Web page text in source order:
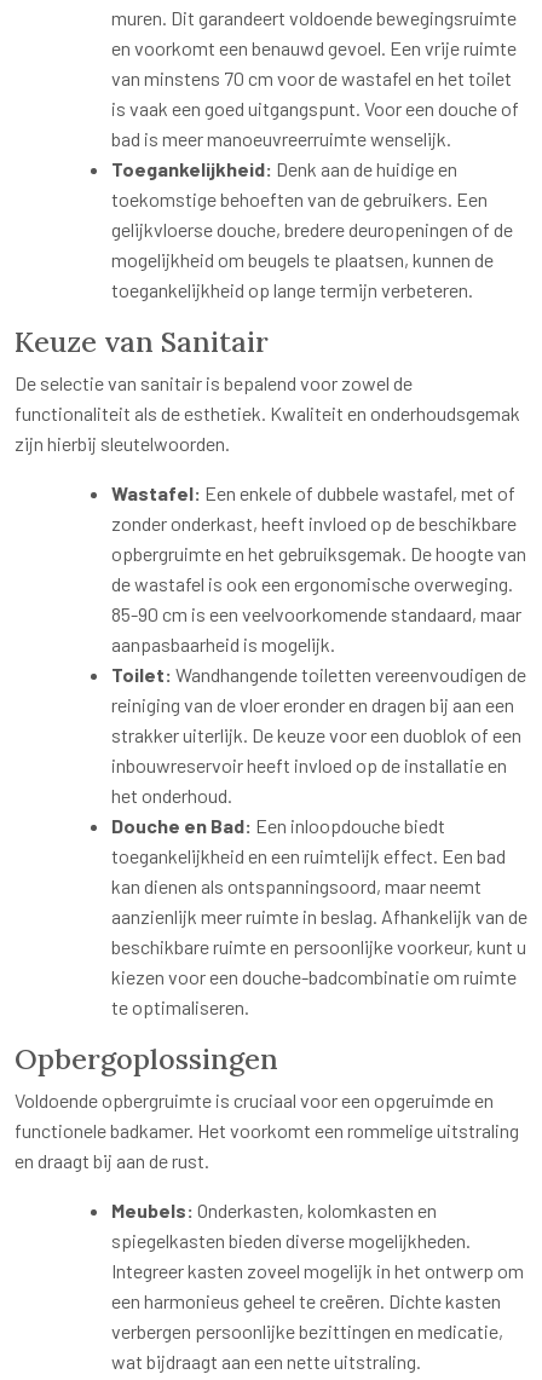
muren. Dit garandeert voldoende bewegingsruimte
en voorkomt een benauwd gevoel. Een vrije ruimte
van minstens 70 cm voor de wastafel en het toilet
is vaak een goed uitgangspunt. Voor een douche of
bad is meer manoeuvreerruimte wenselijk.
Toegankelijkheid: Denk aan de huidige en
toekomstige behoeften van de gebruikers. Een
gelijkvloerse douche, bredere deuropeningen of de
mogelijkheid om beugels te plaatsen, kunnen de
toegankelijkheid op lange termijn verbeteren.
Keuze van Sanitair
De selectie van sanitair is bepalend voor zowel de
functionaliteit als de esthetiek. Kwaliteit en onderhoudsgemak
zijn hierbij sleutelwoorden.
Wastafel: Een enkele of dubbele wastafel, met of
zonder onderkast, heeft invloed op de beschikbare
opbergruimte en het gebruiksgemak. De hoogte van
de wastafel is ook een ergonomische overweging.
85-90 cm is een veelvoorkomende standaard, maar
aanpasbaarheid is mogelijk.
Toilet: Wandhangende toiletten vereenvoudigen de
reiniging van de vloer eronder en dragen bij aan een
strakker uiterlijk. De keuze voor een duoblok of een
inbouwreservoir heeft invloed op de installatie en
het onderhoud.
Douche en Bad: Een inloopdouche biedt
toegankelijkheid en een ruimtelijk effect. Een bad
kan dienen als ontspanningsoord, maar neemt
aanzienlijk meer ruimte in beslag. Afhankelijk van de
beschikbare ruimte en persoonlijke voorkeur, kunt u
kiezen voor een douche-badcombinatie om ruimte
te optimaliseren.
Opbergoplossingen
Voldoende opbergruimte is cruciaal voor een opgeruimde en
functionele badkamer. Het voorkomt een rommelige uitstraling
en draagt bij aan de rust.
Meubels: Onderkasten, kolomkasten en
spiegelkasten bieden diverse mogelijkheden.
Integreer kasten zoveel mogelijk in het ontwerp om
een harmonieus geheel te creëren. Dichte kasten
verbergen persoonlijke bezittingen en medicatie,
wat bijdraagt aan een nette uitstraling.